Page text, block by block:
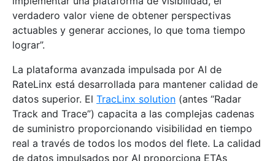
verdadero valor viene de obtener perspectivas
actuables y generar acciones, lo que toma tiempo
lograr”.
La plataforma avanzada impulsada por AI de
RateLinx está desarrollada para mantener calidad de
datos superior. El TracLinx solution (antes “Radar
Track and Trace”) capacita a las complejas cadenas
de suministro proporcionando visibilidad en tiempo
real a través de todos los modos del flete. La calidad
de datos impulsados por AI proporciona ETAs